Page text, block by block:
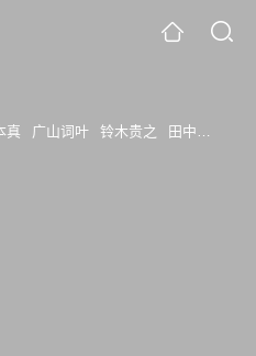
真 广山词叶 铃木贵之 田中碧海